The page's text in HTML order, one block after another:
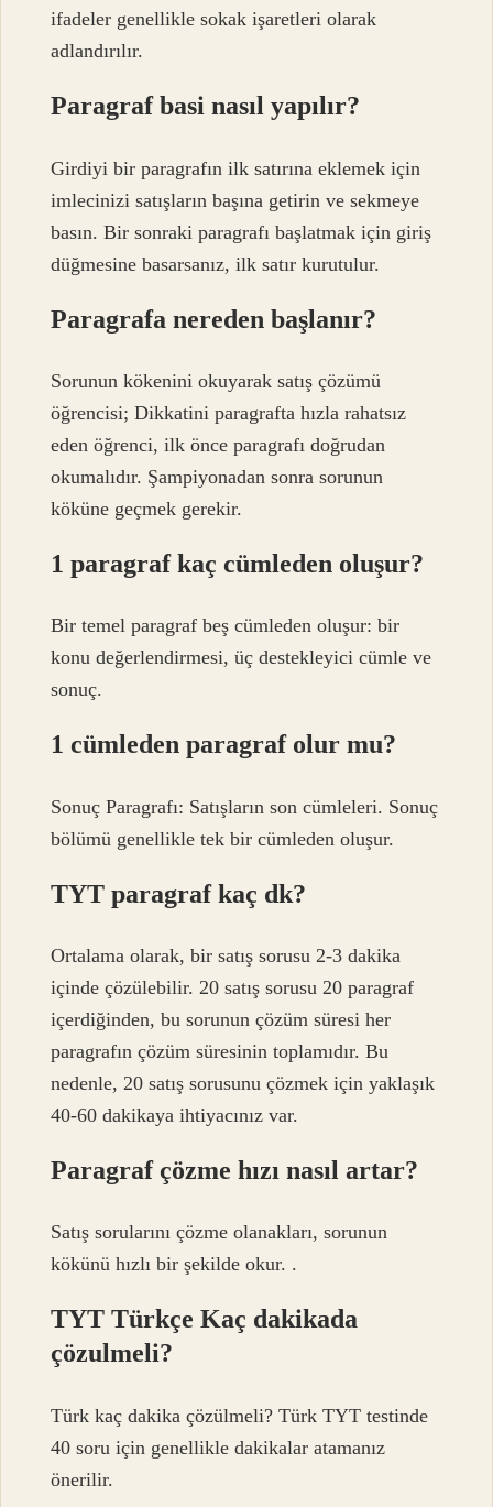
ifadeler genellikle sokak işaretleri olarak
adlandırılır.
Paragraf basi nasıl yapılır?
Girdiyi bir paragrafın ilk satırına eklemek için
imlecinizi satışların başına getirin ve sekmeye
basın. Bir sonraki paragrafı başlatmak için giriş
düğmesine basarsanız, ilk satır kurutulur.
Paragrafa nereden başlanır?
Sorunun kökenini okuyarak satış çözümü
öğrencisi; Dikkatini paragrafta hızla rahatsız
eden öğrenci, ilk önce paragrafı doğrudan
okumalıdır. Şampiyonadan sonra sorunun
köküne geçmek gerekir.
1 paragraf kaç cümleden oluşur?
Bir temel paragraf beş cümleden oluşur: bir
konu değerlendirmesi, üç destekleyici cümle ve
sonuç.
1 cümleden paragraf olur mu?
Sonuç Paragrafı: Satışların son cümleleri. Sonuç
bölümü genellikle tek bir cümleden oluşur.
TYT paragraf kaç dk?
Ortalama olarak, bir satış sorusu 2-3 dakika
içinde çözülebilir. 20 satış sorusu 20 paragraf
içerdiğinden, bu sorunun çözüm süresi her
paragrafın çözüm süresinin toplamıdır. Bu
nedenle, 20 satış sorusunu çözmek için yaklaşık
40-60 dakikaya ihtiyacınız var.
Paragraf çözme hızı nasıl artar?
Satış sorularını çözme olanakları, sorunun
kökünü hızlı bir şekilde okur. .
TYT Türkçe Kaç dakikada
çözulmeli?
Türk kaç dakika çözülmeli? Türk TYT testinde
40 soru için genellikle dakikalar atamanız
önerilir.